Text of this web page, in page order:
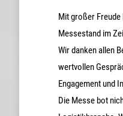
Mit großer
Messestand im
Wir danken allen
wertvollen
Engagement und
Die Messe bot